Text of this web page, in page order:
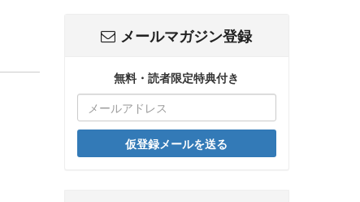
メールマガジン登録
無料・読者限定特典付き
仮登録メールを送る